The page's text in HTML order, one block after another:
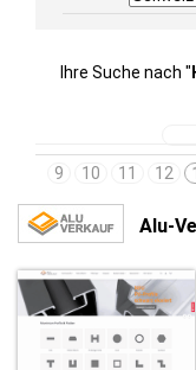
Ihre Suche nach "
9
10 11 12
Alu-